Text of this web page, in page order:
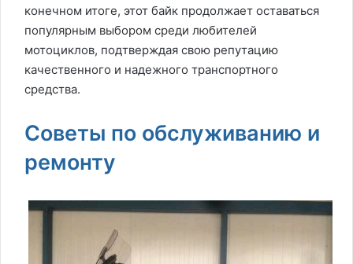
конечном итоге, этот байк продолжает оставаться
популярным выбором среди любителей
мотоциклов, подтверждая свою репутацию
качественного и надежного транспортного
средства.
Советы по обслуживанию и
ремонту